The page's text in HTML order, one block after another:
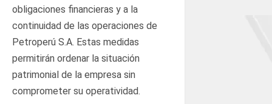
obligaciones financieras y a la
continuidad de las operaciones de
Petroperú S.A. Estas medidas
permitirán ordenar la situación
patrimonial de la empresa sin
comprometer su operatividad.